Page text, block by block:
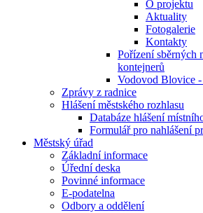
O projektu
Aktuality
Fotogalerie
Kontakty
Pořízení sběrných
kontejnerů
Vodovod Blovice
Zprávy z radnice
Hlášení městského rozhlasu
Databáze hlášení
Formulář pro nahlášení
Městský úřad
Základní informace
Úřední deska
Povinné informace
E-podatelna
Odbory a oddělení